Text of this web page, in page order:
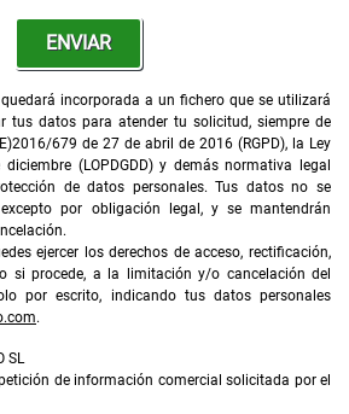
ENVIAR
incorporada a un fichero que se utilizará
tus datos para atender tu solicitud, siempre de
679 de 27 de abril de 2016 (RGPD), la Ley
(LOPDGDD) y demás normativa legal
de datos personales. Tus datos no se
por obligación legal, y se mantendrán
ejercer los derechos de acceso, rectificación,
si procede, a la limitación y/o cancelación del
por escrito, indicando tus datos personales
.
SL
de información comercial solicitada por el